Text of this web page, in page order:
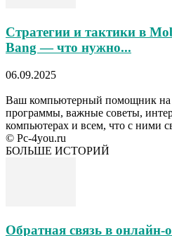
Стратегии и тактики в
Bang — что нужно...
06.09.2025
Ваш компьютерный помощник на
программы, важные советы,
компьютерах и всем, что с ними
© Pc-4you.ru
БОЛЬШЕ ИСТОРИЙ
Обратная связь в онлайн-